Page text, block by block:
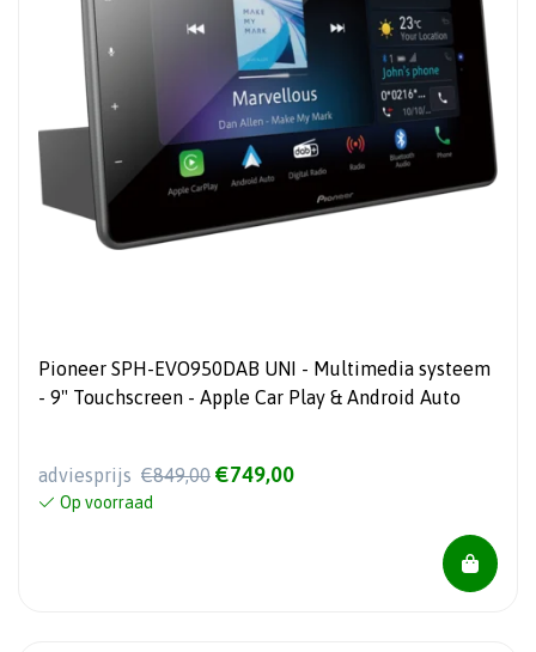
Pioneer SPH-EVO950DAB UNI - Multimedia systeem
- 9" Touchscreen - Apple Car Play & Android Auto
adviesprijs €849,00 €749,00
Op voorraad